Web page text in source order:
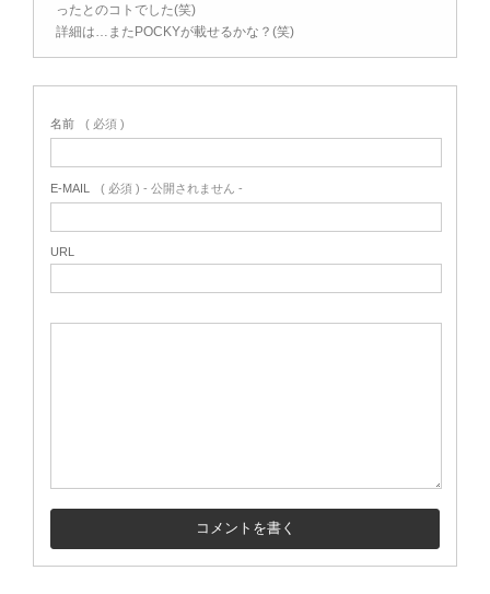
ったとのコトでした(笑)
詳細は…またPOCKYが載せるかな？(笑)
名前 ( 必須 )
E-MAIL ( 必須 ) - 公開されません -
URL